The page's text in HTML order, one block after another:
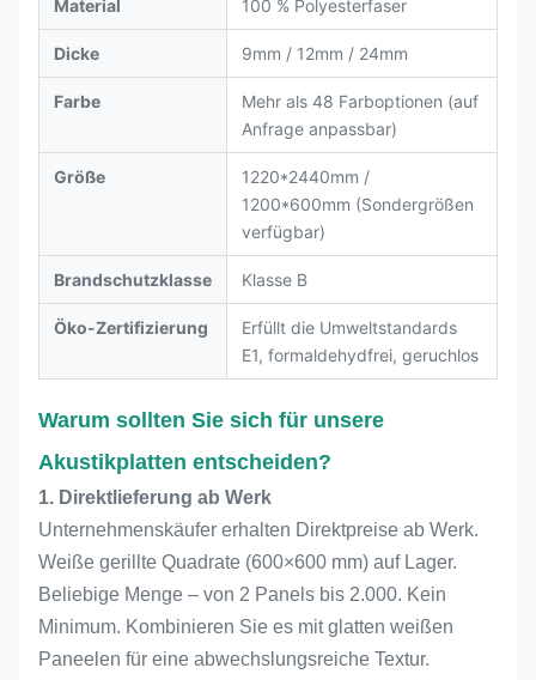
Material 100 % Polyesterfaser
Dicke 9mm / 12mm / 24mm
Farbe
Mehr als 48 Farboptionen (auf
Anfrage anpassbar)
Größe
1220*2440mm /
1200*600mm (Sondergrößen
verfügbar)
Brandschutzklasse Klasse B
Öko-Zertifizierung
Erfüllt die Umweltstandards
E1, formaldehydfrei, geruchlos
Warum sollten Sie sich für unsere
Akustikplatten entscheiden?
1. Direktlieferung ab Werk
Unternehmenskäufer erhalten Direktpreise ab Werk.
Weiße gerillte Quadrate (600×600 mm) auf Lager.
Beliebige Menge – von 2 Panels bis 2.000. Kein
Minimum. Kombinieren Sie es mit glatten weißen
Paneelen für eine abwechslungsreiche Textur.